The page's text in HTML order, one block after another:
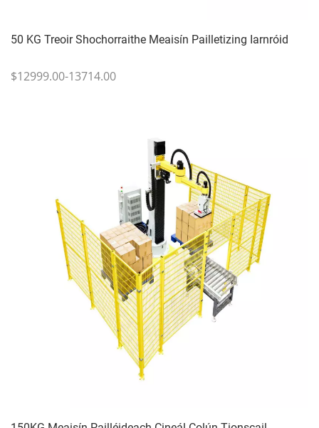
50 KG Treoir Shochorraithe Meaisín Pailletizing Iarnróid
$12999.00-13714.00